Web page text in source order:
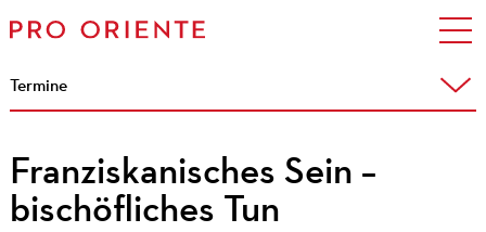
Termine
Franziskanisches Sein –
bischöfliches Tun